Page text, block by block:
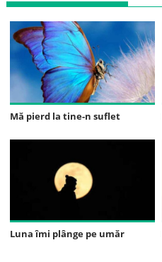
Mă pierd la tine-n suflet
Luna îmi plânge pe umăr